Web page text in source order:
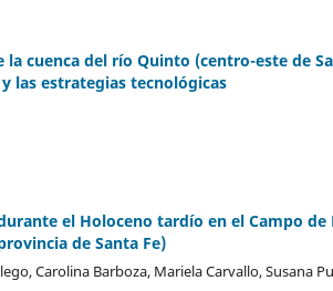
cuenca del río Quinto (centro-este de
las estrategias tecnológicas
el Holoceno tardío en el Campo de
de Santa Fe)
Carolina Barboza, Mariela Carvallo, Susana